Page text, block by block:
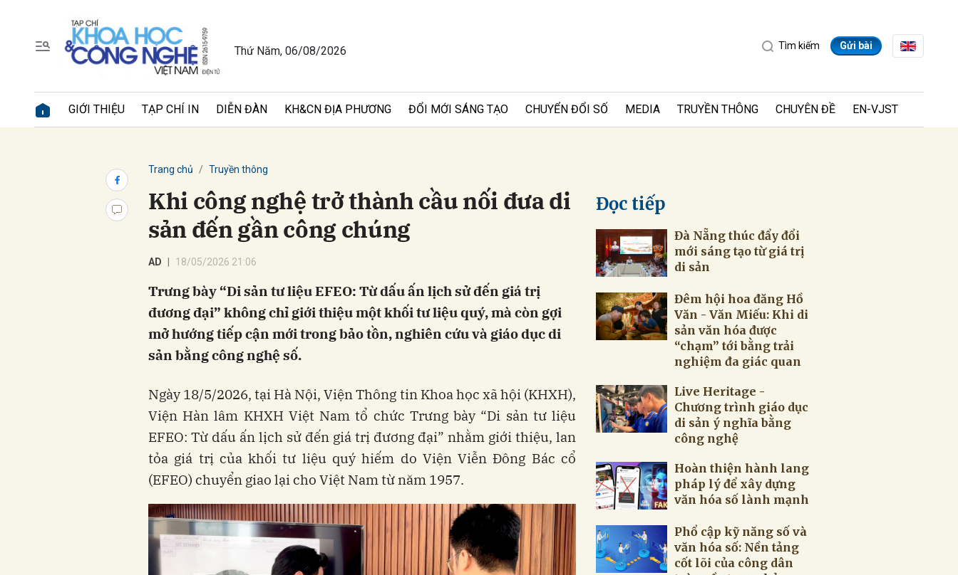
Thứ Năm, 06/08/2026 Tìm kiếm Gửi bài
GIỚI THIỆU TẠP CHÍ IN DIỄN ĐÀN KH&CN ĐỊA PHƯƠNG ĐỔI MỚI SÁNG TẠO CHUYỂN ĐỔI SỐ MEDIA TRUYỀN THÔNG CHUYÊN ĐỀ EN-VJST
Trang chủ Truyền thông
Khi công nghệ trở thành cầu nối đưa di
sản đến gần công chúng
AD 18/05/2026 21:06
Trưng bày “Di sản tư liệu EFEO: Từ dấu ấn lịch sử đến giá trị
đương đại” không chỉ giới thiệu một khối tư liệu quý, mà còn gợi
mở hướng tiếp cận mới trong bảo tồn, nghiên cứu và giáo dục di
sản bằng công nghệ số.
Ngày 18/5/2026, tại Hà Nội, Viện Thông tin Khoa học xã hội (KHXH),
Viện Hàn lâm KHXH Việt Nam tổ chức Trưng bày “Di sản tư liệu
EFEO: Từ dấu ấn lịch sử đến giá trị đương đại” nhằm giới thiệu, lan
tỏa giá trị của khối tư liệu quý hiếm do Viện Viễn Đông Bác cổ
(EFEO) chuyển giao lại cho Việt Nam từ năm 1957.
Đọc tiếp
Đà Nẵng thúc đẩy đổi
mới sáng tạo từ giá trị
di sản
Đêm hội hoa đăng Hồ
Văn - Văn Miếu: Khi di
sản văn hóa được
“chạm” tới bằng trải
nghiệm đa giác quan
Live Heritage -
Chương trình giáo dục
di sản ý nghĩa bằng
công nghệ
Hoàn thiện hành lang
pháp lý để xây dựng
văn hóa số lành mạnh
Phổ cập kỹ năng số và
văn hóa số: Nền tảng
cốt lõi của công dân
Gửi